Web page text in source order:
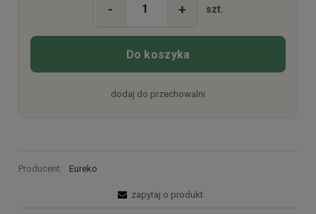
- + szt.
Do koszyka
dodaj do przechowalni
Producent: Eureko
zapytaj o produkt